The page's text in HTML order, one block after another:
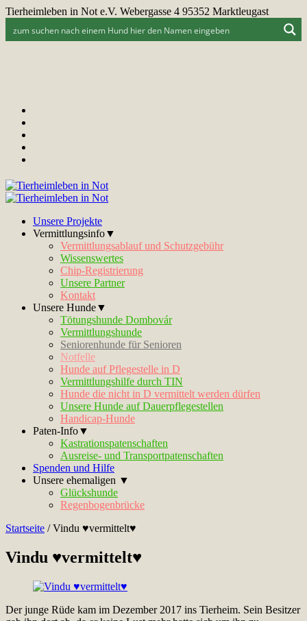
Tierheimleben in Not e.V. Webergasse 4 95352 Marktleugast
Unsere Projekte
Vermittlungsinfo▼
Vermittlungsablauf und Schutzgebühr
Wissenswertes
Chip-Registrierung
Unsere Partner
Kontakt
Unsere Hunde▼
Tötungshunde Dombovár
Vermittlungshunde
Seniorenhunde für Senioren
Notfelle
Hunde auf Pflegestelle in D
Vermittlungshilfe durch TIN
Hunde die nicht in D vermittelt werden dürfen
Unsere Hunde auf Dauerpflegestellen
Handicap-Hunde
Paten-Info▼
Kastrationspatenschaften
Ausreise- und Transportpatenschaften
Spenden und Hilfe
Unsere ehemaligen ▼
Glückshunde
Regenbogenbrücke
Startseite /Vindu ♥vermittelt♥
Vindu ♥vermittelt♥
Der junge Rüde kam im Dezember 2017 ins Tierheim. Sein Besitzer